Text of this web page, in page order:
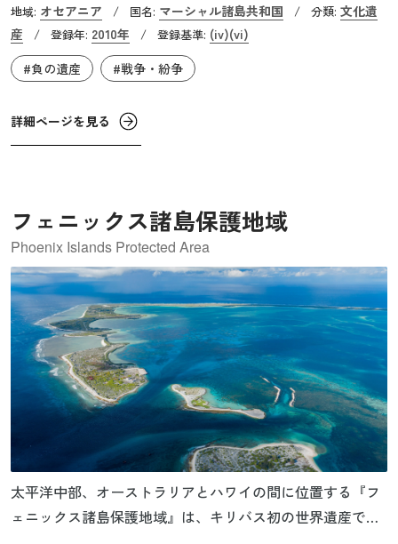
メリカは、住民を別の場所に強制的に移住させたうえで、
1946年から1958年までマーシャル諸島のビキニ環礁及びエ
ニウェトク環礁で合計67回の核実験を実施しました。一連
回分に匹敵し、環礁の地質や自然環境、生態系、被曝によ
る人びとの健康被害など、重大な影響を及ぼしました。特
水素爆弾「ブラボー」の実験でできた直径約2㎞の巨大なブ
ラボー･クレーターなど、核実験の威力を伝える上で非常に
重要かつ直接的な痕跡が残っています。アメリカによって
10年あまり続いた核実験は、ビキニ環礁とマーシャル諸島
の歴史を変えました。そしてビキニ環礁は、その歴史を通
して、平和と地上の楽園という矛盾したイメージを持ちな
がらも、核時代の幕開けの象徴となり、同時に、軍縮を推
進する国際的な運動の発展にもつながっていきました。マ
ーシャル諸島で初の世界遺産として、2010年に登録されま
した。
地域: オセアニア / 国名: マーシャル諸島共和国 / 分類: 文化遺
産
/ 登録年: 2010年 / 登録基準: (iv)(vi)
#負の遺産
#戦争・紛争
詳細ページを見る
フェニックス諸島保護地域
Phoenix Islands Protected Area
太平洋中部、オーストラリアとハワイの間に位置する『フ
ェニックス諸島保護地域』は、キリバス初の世界遺産であ